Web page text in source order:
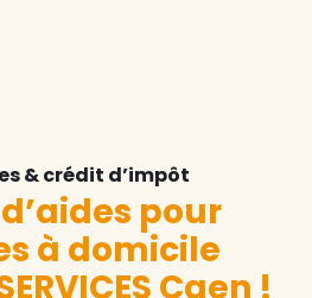
& crédit d’impôt
pour
à domicile
Caen !